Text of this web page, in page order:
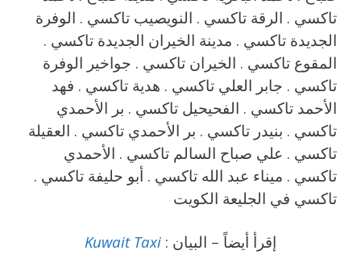
تاكسي . الرقة تاكسي . النويصيب تاكسي . الوفرة
الجديدة تاكسي . مدينة الخيران الجديدة تاكسي .
المقوع تاكسي . الخيران تاكسي . جواخير الوفرة
تاكسي . جابر العلي تاكسي . هدية تاكسي . فهد
الأحمد تاكسي . الفحيحيل تاكسي . بر الأحمدي
تاكسي . بنيدر تاكسي . بر الأحمدي تاكسي . العقيلة
تاكسي . علي صباح السالم تاكسي . الأحمدي
تاكسي . ميناء عبد الله تاكسي . أبو حليفة تاكسي .
تاكسي في الجليعة الكويت
إقرأ أيضاً – البيان : Kuwait Taxi